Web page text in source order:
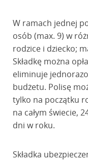
W ramach jednej
osób (max. 9) w
rodzice i dziecko;
Składkę można
eliminuje
budżetu. Polisę
tylko na początku
na całym świecie,
dni w roku.
Składka